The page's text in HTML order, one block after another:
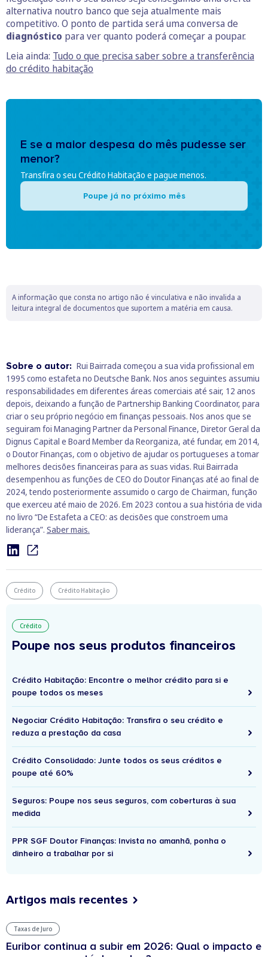
alternativa noutro banco que seja atualmente mais
competitivo. O ponto de partida será uma conversa de
diagnóstico para ver quanto poderá começar a poupar.
Leia ainda: Tudo o que precisa saber sobre a transferência
do crédito habitação
E se a maior despesa do mês pudesse ser
menor?
Transfira o seu Crédito Habitação e pague menos.
Poupe já no próximo mês
A informação que consta no artigo não é vinculativa e não invalida a
leitura integral de documentos que suportem a matéria em causa.
Sobre o autor: Rui Bairrada começou a sua vida profissional em
1995 como estafeta no Deutsche Bank. Nos anos seguintes assumiu
responsabilidades em diferentes áreas comerciais até sair, 12 anos
depois, deixando a função de Partnership Banking Coordinator, para
criar o seu próprio negócio em finanças pessoais. Nos anos que se
seguiram foi Managing Partner da Personal Finance, Diretor Geral da
Dignus Capital e Board Member da Reorganiza, até fundar, em 2014,
o Doutor Finanças, com o objetivo de ajudar os portugueses a tomar
melhores decisões financeiras para as suas vidas. Rui Bairrada
desempenhou as funções de CEO do Doutor Finanças até ao final de
2024, tendo posteriormente assumido o cargo de Chairman, função
que exerceu até maio de 2026. Em 2023 contou a sua história de vida
no livro “De Estafeta a CEO: as decisões que constroem uma
liderança”. Saber mais.
Crédito Crédito Habitação
Crédito
Poupe nos seus produtos financeiros
Crédito Habitação: Encontre o melhor crédito para si e
poupe todos os meses
Negociar Crédito Habitação: Transfira o seu crédito e
reduza a prestação da casa
Crédito Consolidado: Junte todos os seus créditos e
poupe até 60%
Seguros: Poupe nos seus seguros, com coberturas à sua
medida
PPR SGF Doutor Finanças: Invista no amanhã, ponha o
dinheiro a trabalhar por si
Artigos mais recentes
Taxas de Juro
Euribor continua a subir em 2026: Qual o impacto e